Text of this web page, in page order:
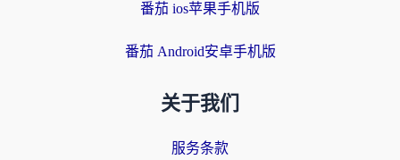
番茄 ios苹果手机版
番茄 Android安卓手机版
关于我们
服务条款